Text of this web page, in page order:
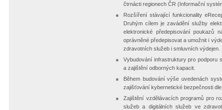
čtrnácti regionech ČR (Informační
Rozšíření stávající funkcionality
Druhým cílem je zavádění služby
elektronické předepisování poukazů
oprávněné předepisovat a umožnit i
zdravotních služeb i smluvních výdejen.
Vybudování infrastruktury pro podporu
a zajištění odborných kapacit.
Během budování výše uvedenách
zajišťování kybernetické bezpečnosti
Zajištění vzdělávacích programů pro
služeb a digitálních služeb ve